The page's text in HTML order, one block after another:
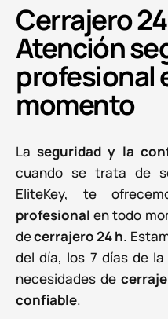
Cerrajero
Atención
profesional
momento
La seguridad y la
cuando se trata de
EliteKey, te
profesional en todo
decerrajero 24 h.
del día, los 7 días de
necesidades de
confiable.